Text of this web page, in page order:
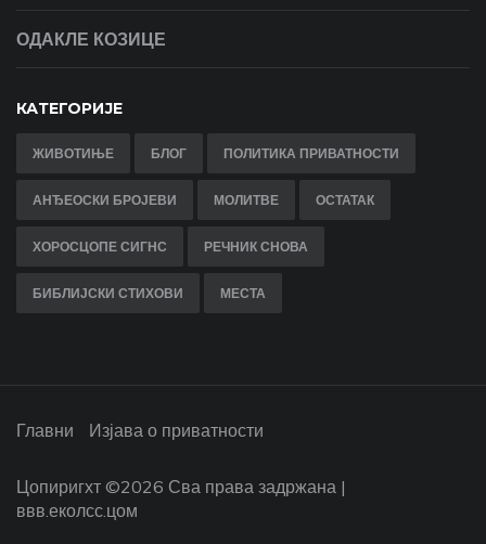
ОДАКЛЕ КОЗИЦЕ
КАТЕГОРИЈЕ
ЖИВОТИЊЕ БЛОГ ПОЛИТИКА ПРИВАТНОСТИ
АНЂЕОСКИ БРОЈЕВИ МОЛИТВЕ ОСТАТАК
ХОРОСЦОПЕ СИГНС РЕЧНИК СНОВА
БИБЛИЈСКИ СТИХОВИ МЕСТА
Главни Изјава о приватности
Цопиригхт ©2026 Сва права задржана |
ввв.еколсс.цом